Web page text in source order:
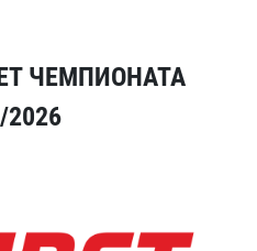
ЧЕМПИОНАТА